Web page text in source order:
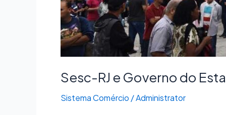
Sesc-RJ e Governo do
Sistema Comércio /Administrator